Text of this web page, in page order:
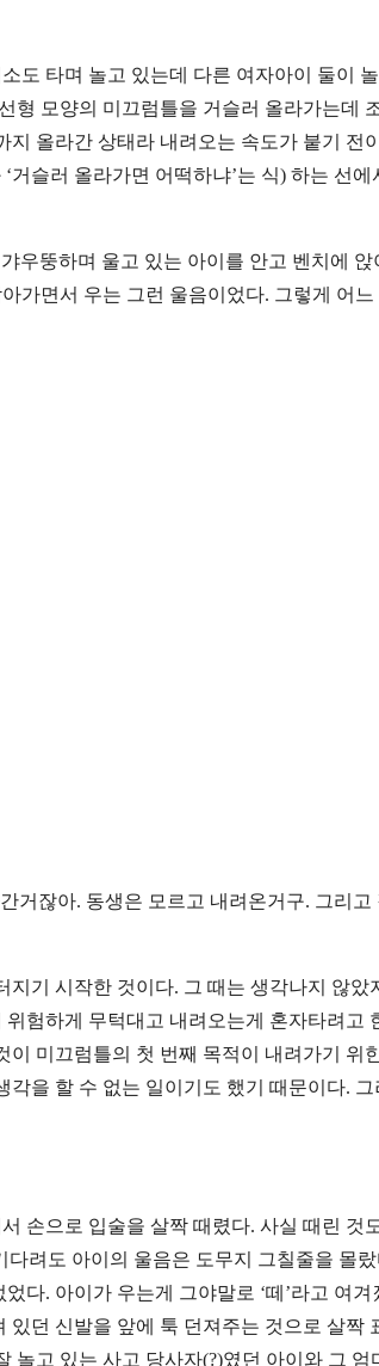
도 타며 놀고 있는데 다른 여자아이 둘이
형 모양의 미끄럼틀을 거슬러 올라가는데
올라간 상태라 내려오는 속도가 붙기 전
거슬러 올라가면 어떡하냐’는 식) 하는 선에
우뚱하며 울고 있는 아이를 안고 벤치에 앉
가면서 우는 그런 울음이었다. 그렇게 어느
거잖아. 동생은 모르고 내려온거구. 그리고
기 시작한 것이다. 그 때는 생각나지 않았
험하게 무턱대고 내려오는게 혼자타려고
미끄럼틀의 첫 번째 목적이 내려가기 위
을 할 수 없는 일이기도 했기 때문이다. 그
손으로 입술을 살짝 때렸다. 사실 때린 것
다려도 아이의 울음은 도무지 그칠줄을 몰
다. 아이가 우는게 그야말로 ‘떼’라고 여겨
던 신발을 앞에 툭 던져주는 것으로 살짝
놀고 있는 사고 당사자(?)였던 아이와 그 엄